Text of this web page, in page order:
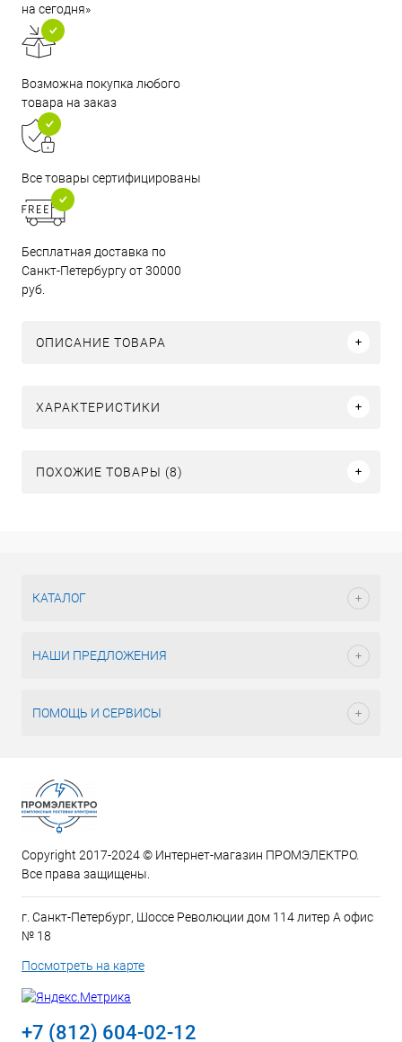
на сегодня»
Возможна покупка любого
товара на заказ
Все товары сертифицированы
Бесплатная доставка по
Санкт-Петербургу от 30000
руб.
ОПИСАНИЕ ТОВАРА
ХАРАКТЕРИСТИКИ
ПОХОЖИЕ ТОВАРЫ (8)
КАТАЛОГ
НАШИ ПРЕДЛОЖЕНИЯ
ПОМОЩЬ И СЕРВИСЫ
Copyright 2017-2024 © Интернет-магазин ПРОМЭЛЕКТРО.
Все права защищены.
г. Санкт-Петербург, Шоссе Революции дом 114 литер А офис
№ 18
Посмотреть на карте
+7 (812) 604-02-12